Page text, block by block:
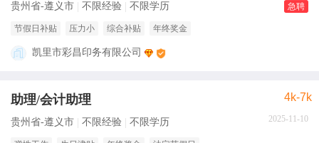
贵州省-遵义市 不限经验 不限学历 急聘
节假日补贴 压力小 综合补贴 年终奖金
凯里市彩昌印务有限公司
助理/会计助理 4k-7k
2025-11-10
贵州省-遵义市 不限经验 不限学历